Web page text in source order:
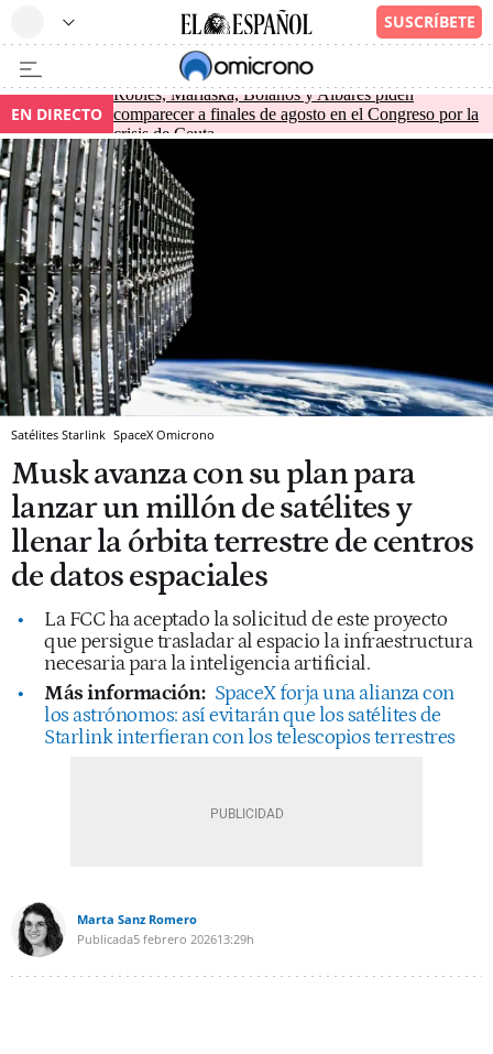
EN DIRECTO
Robles, Marlaska, Bolaños y Albares piden
comparecer a finales de agosto en el Congreso por la
crisis de Ceuta
Satélites Starlink SpaceX Omicrono
Musk avanza con su plan para
lanzar un millón de satélites y
llenar la órbita terrestre de centros
de datos espaciales
La FCC ha aceptado la solicitud de este proyecto
que persigue trasladar al espacio la infraestructura
necesaria para la inteligencia artificial.
Más información: SpaceX forja una alianza con
los astrónomos: así evitarán que los satélites de
Starlink interfieran con los telescopios terrestres
Marta Sanz Romero
Publicada5 febrero 202613:29h